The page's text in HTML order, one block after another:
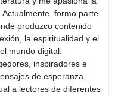
formo parte
produzco contenido
la espiritualidad y el
mundo digital.
inspiradores e
de esperanza,
a lectores de diferentes